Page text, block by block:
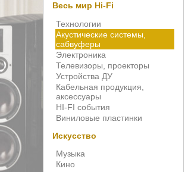
Весь мир Hi-Fi
Технологии
Акустические системы,
сабвуферы
Электроника
Телевизоры, проекторы
Устройства ДУ
Кабельная продукция,
аксессуары
HI-FI события
Виниловые пластинки
Искусство
Музыка
Кино